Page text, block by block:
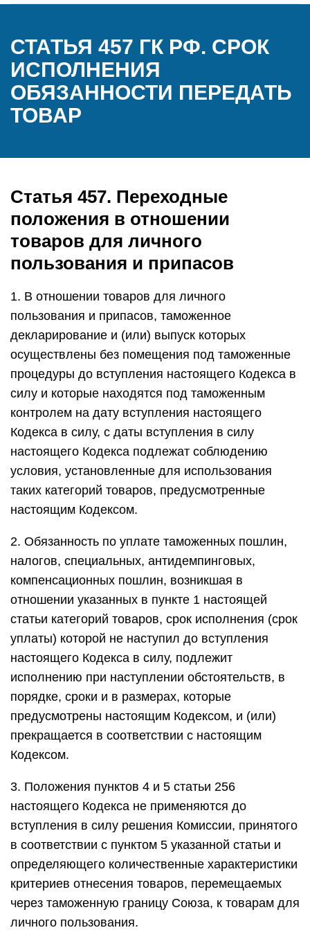
СТАТЬЯ 457 ГК РФ. СРОК
ИСПОЛНЕНИЯ
ОБЯЗАННОСТИ ПЕРЕДАТЬ
ТОВАР
Статья 457. Переходные
положения в отношении
товаров для личного
пользования и припасов
1. В отношении товаров для личного
пользования и припасов, таможенное
декларирование и (или) выпуск которых
осуществлены без помещения под таможенные
процедуры до вступления настоящего Кодекса в
силу и которые находятся под таможенным
контролем на дату вступления настоящего
Кодекса в силу, с даты вступления в силу
настоящего Кодекса подлежат соблюдению
условия, установленные для использования
таких категорий товаров, предусмотренные
настоящим Кодексом.
2. Обязанность по уплате таможенных пошлин,
налогов, специальных, антидемпинговых,
компенсационных пошлин, возникшая в
отношении указанных в пункте 1 настоящей
статьи категорий товаров, срок исполнения (срок
уплаты) которой не наступил до вступления
настоящего Кодекса в силу, подлежит
исполнению при наступлении обстоятельств, в
порядке, сроки и в размерах, которые
предусмотрены настоящим Кодексом, и (или)
прекращается в соответствии с настоящим
Кодексом.
3. Положения пунктов 4 и 5 статьи 256
настоящего Кодекса не применяются до
вступления в силу решения Комиссии, принятого
в соответствии с пунктом 5 указанной статьи и
определяющего количественные характеристики
критериев отнесения товаров, перемещаемых
через таможенную границу Союза, к товарам для
личного пользования.